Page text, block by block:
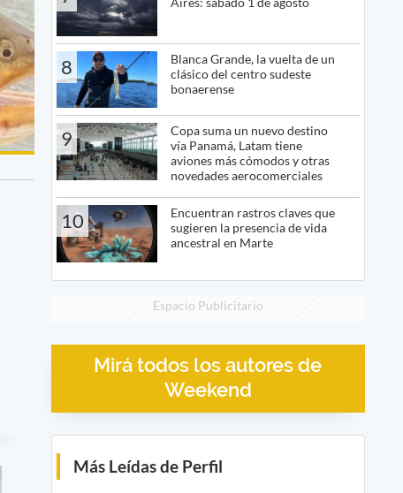
8
Blanca Grande, la vuelta de un
clásico del centro sudeste
bonaerense
9
Copa suma un nuevo destino
vía Panamá, Latam tiene
aviones más cómodos y otras
novedades aerocomerciales
10
Encuentran rastros claves que
sugieren la presencia de vida
ancestral en Marte
Espacio Publicitario
Mirá todos los autores de
Weekend
Más Leídas de Perfil